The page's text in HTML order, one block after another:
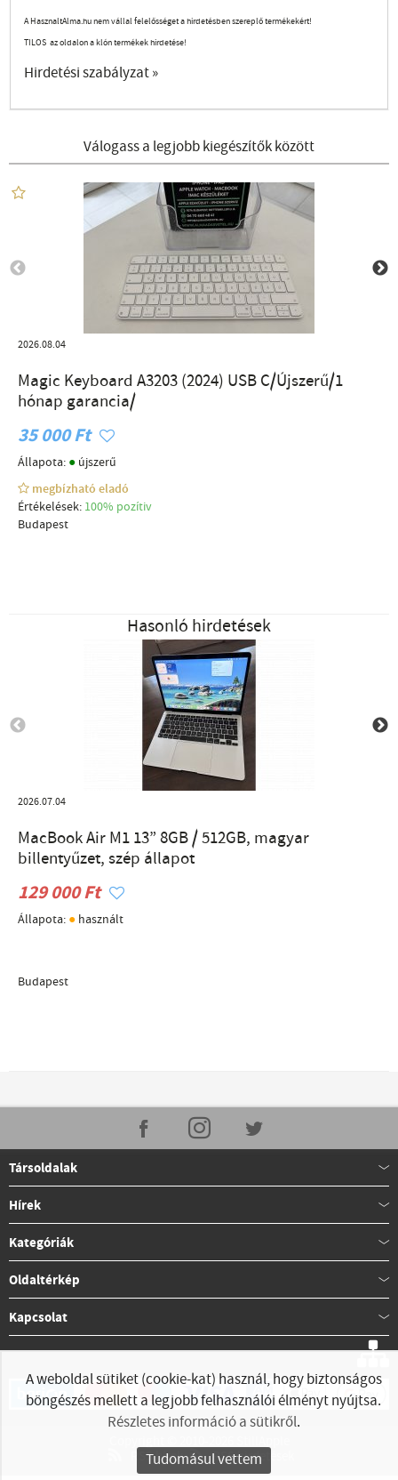
A HasznaltAlma.hu nem vállal felelősséget a hirdetésben szereplő termékekért!
TILOS az oldalon a klón termékek hirdetése!
Hirdetési szabályzat »
Válogass a legjobb kiegészítők között
2026.08.04
Magic Keyboard A3203 (2024) USB C/Újszerű/1
hónap garancia/
35 000 Ft
Állapota: ● újszerű
megbízható eladó
Értékelések: 100% pozítiv
Budapest
Hasonló hirdetések
2026.07.04
MacBook Air M1 13” 8GB / 512GB, magyar
billentyűzet, szép állapot
129 000 Ft
Állapota: ● használt
Budapest
Társoldalak
Hírek
Kategóriák
Oldaltérkép
Kapcsolat
RSS hírek
RSS hirdetések
A weboldal sütiket (cookie-kat) használ, hogy biztonságos
böngészés mellett a legjobb felhasználói élményt nyújtsa.
Részletes információ a sütikről.
Tudomásul vettem